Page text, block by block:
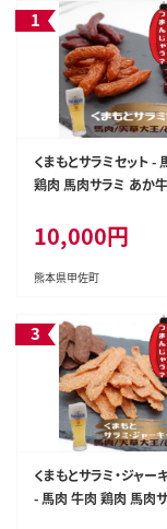
くまもとサラミセット -
鶏肉 馬肉サラミ あか
ト おやつ おつまみ 珍味
め 熊本県 甲佐町
10,000円
熊本県甲佐町
くまもとサラミ・ジャー
- 馬肉 牛肉 鶏肉 馬肉